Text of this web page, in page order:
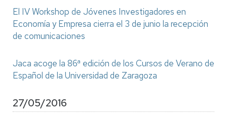
El IV Workshop de Jóvenes Investigadores en
Economía y Empresa cierra el 3 de junio la recepción
de comunicaciones
Jaca acoge la 86ª edición de los Cursos de Verano de
Español de la Universidad de Zaragoza
27/05/2016